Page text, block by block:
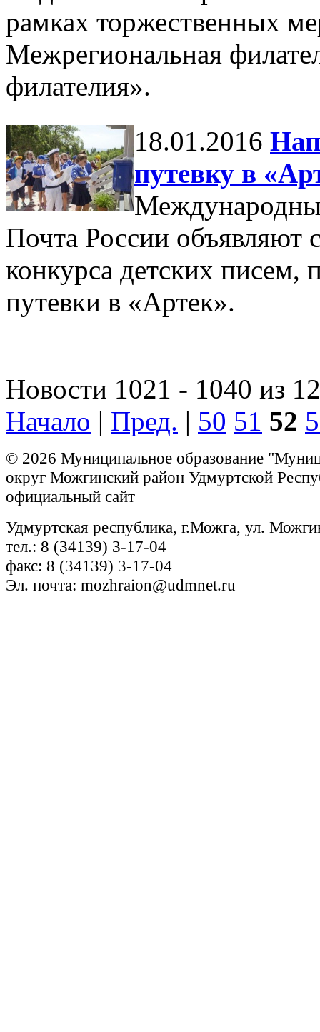
рамках торжественных
Межрегиональная
филателия».
18.01.2016
путевку в
Почта России объявляют
конкурса детских писем,
путевки в «Артек».
Новости 1021 - 1040 из
Начало | Пред. | 50 51 52
© 2026 Муниципальное образование
округ Можгинский район Удмуртской
официальный сайт
Удмуртская республика, г.Можга, ул.
тел.: 8 (34139) 3-17-04
факс: 8 (34139) 3-17-04
Эл. почта: mozhraion@udmnet.ru